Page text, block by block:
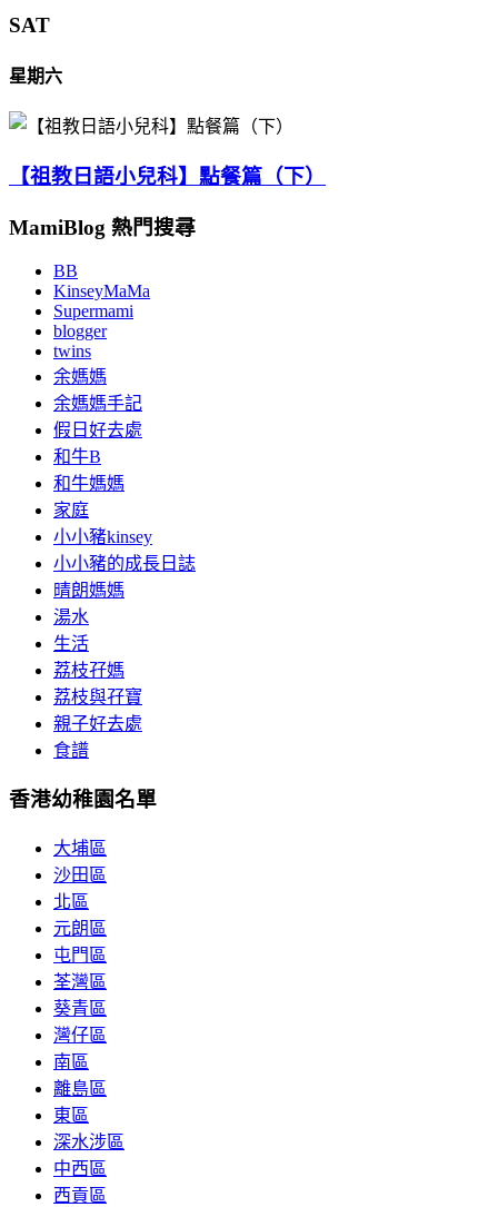
SAT
星期六
【祖教日語小兒科】點餐篇（下）
MamiBlog 熱門搜尋
BB
KinseyMaMa
Supermami
blogger
twins
余媽媽
余媽媽手記
假日好去處
和牛B
和牛媽媽
家庭
小小豬kinsey
小小豬的成長日誌
晴朗媽媽
湯水
生活
荔枝孖媽
荔枝與孖寶
親子好去處
食譜
香港幼稚園名單
大埔區
沙田區
北區
元朗區
屯門區
荃灣區
葵青區
灣仔區
南區
離島區
東區
深水涉區
中西區
西貢區